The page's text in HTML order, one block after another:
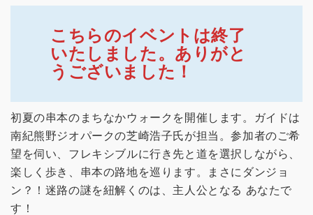
こちらのイベントは終了
いたしました。ありがと
うございました！
初夏の串本のまちなかウォークを開催します。ガイドは
南紀熊野ジオパークの芝崎浩子氏が担当。参加者のご希
望を伺い、フレキシブルに行き先と道を選択しながら、
楽しく歩き、串本の路地を巡ります。まさにダンジョ
ン？！迷路の謎を紐解くのは、主人公となる あなたで
す！